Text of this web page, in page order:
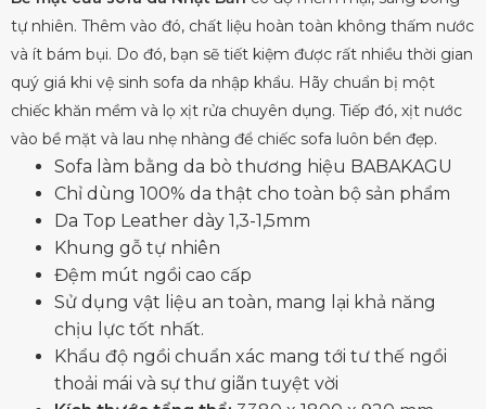
tự nhiên. Thêm vào đó, chất liệu hoàn toàn không thấm nước
và ít bám bụi. Do đó, bạn sẽ tiết kiệm được rất nhiều thời gian
quý giá khi vệ sinh sofa da nhập khẩu. Hãy chuẩn bị một
chiếc khăn mềm và lọ xịt rửa chuyên dụng. Tiếp đó, xịt nước
vào bề mặt và lau nhẹ nhàng để chiếc sofa luôn bền đẹp.
Sofa làm bằng da bò thương hiệu BABAKAGU
Chỉ dùng 100% da thật cho toàn bộ sản phẩm
Da Top Leather dày 1,3-1,5mm
Khung gỗ tự nhiên
Đệm mút ngồi cao cấp
Sử dụng vật liệu an toàn, mang lại khả năng
chịu lực tốt nhất.
Khẩu độ ngồi chuẩn xác mang tới tư thế ngồi
thoải mái và sự thư giãn tuyệt vời